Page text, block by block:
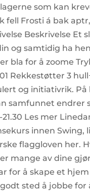
som kan
Frosti á bak
Beskrivelse
og samtidig ha
bla for å zoome
Rekkestøtter 3
og initiativrik. På
samfunnet endrer
Les mer
innen Swing,
flaggloven her.
mange av dine
for å skape et
sted å jobbe for